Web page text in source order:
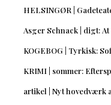
HELSINGØR |
Asger Schnack | digt:
KOGEBOG | Tyrkisk:
KRIMI | sommer:
artikel | Nyt hovedværk